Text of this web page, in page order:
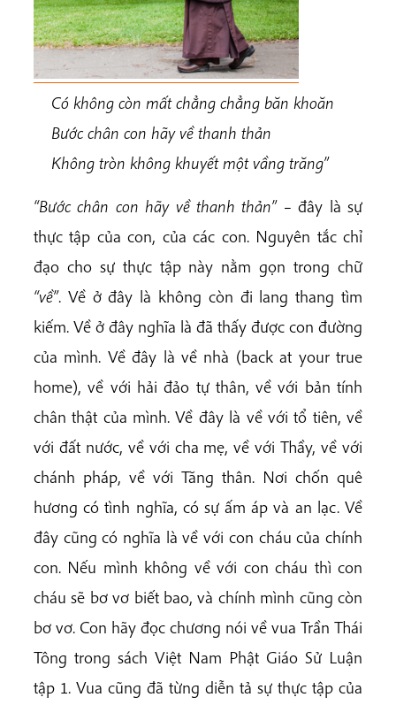
Có không còn mất chẳng chẳng băn khoăn
Bước chân con hãy về thanh thản
Không tròn không khuyết một vầng trăng”
“Bước chân con hãy về thanh thản”– đây là sự
thực tập của con, của các con. Nguyên tắc chỉ
đạo cho sự thực tập này nằm gọn trong chữ
“về”. Về ở đây là không còn đi lang thang tìm
kiếm. Về ở đây nghĩa là đã thấy được con đường
của mình. Về đây là về nhà (back at your true
home), về với hải đảo tự thân, về với bản tính
chân thật của mình. Về đây là về với tổ tiên, về
với đất nước, về với cha mẹ, về với Thầy, về với
chánh pháp, về với Tăng thân. Nơi chốn quê
hương có tình nghĩa, có sự ấm áp và an lạc. Về
đây cũng có nghĩa là về với con cháu của chính
con. Nếu mình không về với con cháu thì con
cháu sẽ bơ vơ biết bao, và chính mình cũng còn
bơ vơ. Con hãy đọc chương nói về vua Trần Thái
Tông trong sách Việt Nam Phật Giáo Sử Luận
tập 1. Vua cũng đã từng diễn tả sự thực tập của